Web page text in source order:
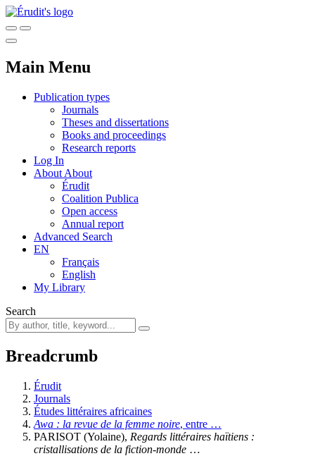
Main Menu
Publication types
Journals
Theses and dissertations
Books and proceedings
Research reports
Log In
About About
Érudit
Coalition Publica
Open access
Annual report
Advanced Search
EN
Français
English
My Library
Search
Breadcrumb
Érudit
Journals
Études littéraires africaines
Awa : la revue de la femme noire, entre …
PARISOT (Yolaine), Regards littéraires haïtiens :
cristallisations de la fiction-monde …